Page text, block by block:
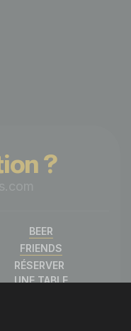
?
BEER
FRIENDS
RÉSERVER
UNE TABLE